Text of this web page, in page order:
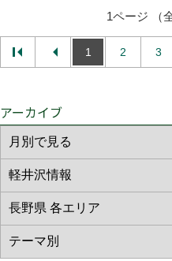
1ページ （
1 2 3
アーカイブ